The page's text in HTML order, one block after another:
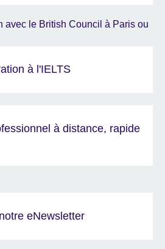
à l'IELTS
à distance, rapide
eNewsletter